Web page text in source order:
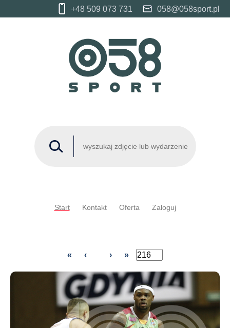
+48 509 073 731 058@058sport.pl
Start Kontakt Oferta Zaloguj
« ‹ › »